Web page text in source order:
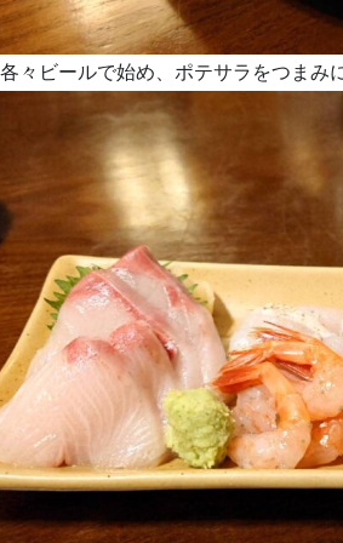
々ビールで始め、ポテサラをつまみ